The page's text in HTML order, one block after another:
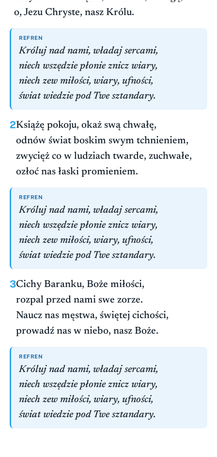
o, Jezu Chryste, nasz Królu.
REFREN
Króluj nad nami, władaj sercami,
niech wszędzie płonie znicz wiary,
niech zew miłości, wiary, ufności,
świat wiedzie pod Twe sztandary.
2Książę pokoju, okaż swą chwałę,
odnów świat boskim swym tchnieniem,
zwycięż co w ludziach twarde, zuchwałe,
ozłoć nas łaski promieniem.
REFREN
Króluj nad nami, władaj sercami,
niech wszędzie płonie znicz wiary,
niech zew miłości, wiary, ufności,
świat wiedzie pod Twe sztandary.
3Cichy Baranku, Boże miłości,
rozpal przed nami swe zorze.
Naucz nas męstwa, świętej cichości,
prowadź nas w niebo, nasz Boże.
REFREN
Króluj nad nami, władaj sercami,
niech wszędzie płonie znicz wiary,
niech zew miłości, wiary, ufności,
świat wiedzie pod Twe sztandary.